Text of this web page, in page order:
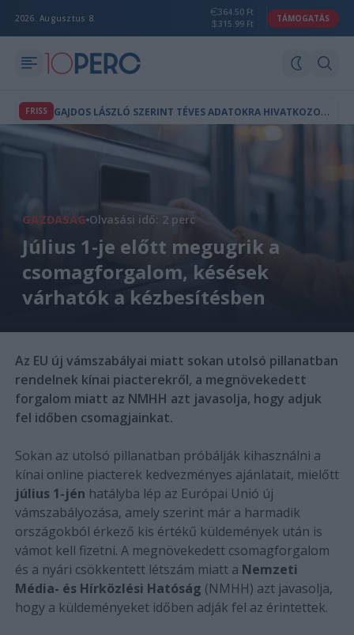
2026. Augusztus 8.
364.50 Ft
315.99 Ft
TÁMOGATÁS
FRISS G
AJDOS LÁSZLÓ SZERINT TÉVES ADATOKRA HIVATKOZOTT HADHÁZY A MOHU ÜGYBEN
GAZDASÁG Olvasási idő: 2 perc
Július 1-je előtt megugrik a
csomagforgalom, késések
várhatók a kézbesítésben
Az EU új vámszabályai miatt sokan utolsó pillanatban
rendelnek kínai piacterekről, a megnövekedett
forgalom miatt az NMHH azt javasolja, hogy adjuk
fel időben csomagjainkat.
Sokan az utolsó pillanatban próbálják kihasználni a
kínai online piacterek kedvezményes ajánlatait, mielőtt
július 1-jén hatályba lép az Európai Unió új
vámszabályozása, amely szerint már a harmadik
országokból érkező kis értékű küldemények után is
vámot kell fizetni. A megnövekedett csomagforgalom
és a nyári csökkentett létszám miatt a Nemzeti
Média- és Hírközlési Hatóság (NMHH) azt javasolja,
hogy a küldeményeket időben adják fel az érintettek.